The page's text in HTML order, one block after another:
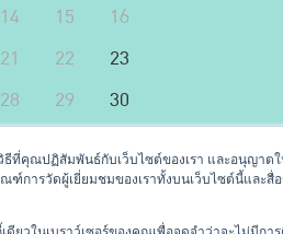
ที่คุณปฏิสัมพันธ์กับเว็บไซต์ของเรา และอนุญาต
ฑ์การวัดผู้เยี่ยมชมของเราทั้งบนเว็บไซต์นี้และสื่
วในเบราว์เซอร์ของคุณเพื่อจดจำว่าจะไม่มีกา
14 15
16
21 22
23
28 29
30